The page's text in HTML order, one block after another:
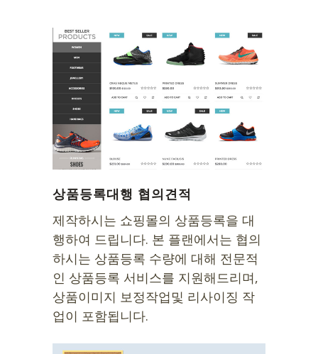
상품등록대행 협의견적
제작하시는 쇼핑몰의 상품등록을 대
행하여 드립니다. 본 플랜에서는 협의
하시는 상품등록 수량에 대해 전문적
인 상품등록 서비스를 지원해드리며,
상품이미지 보정작업및 리사이징 작
업이 포함됩니다.